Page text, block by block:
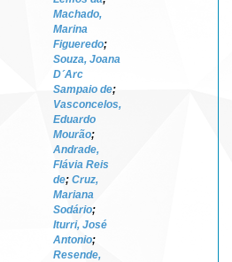
Machado,
Marina
Figueredo;
Souza, Joana
D´Arc
Sampaio de;
Vasconcelos,
Eduardo
Mourão;
Andrade,
Flávia Reis
de; Cruz,
Mariana
Sodário;
Iturri, José
Antonio;
Resende,